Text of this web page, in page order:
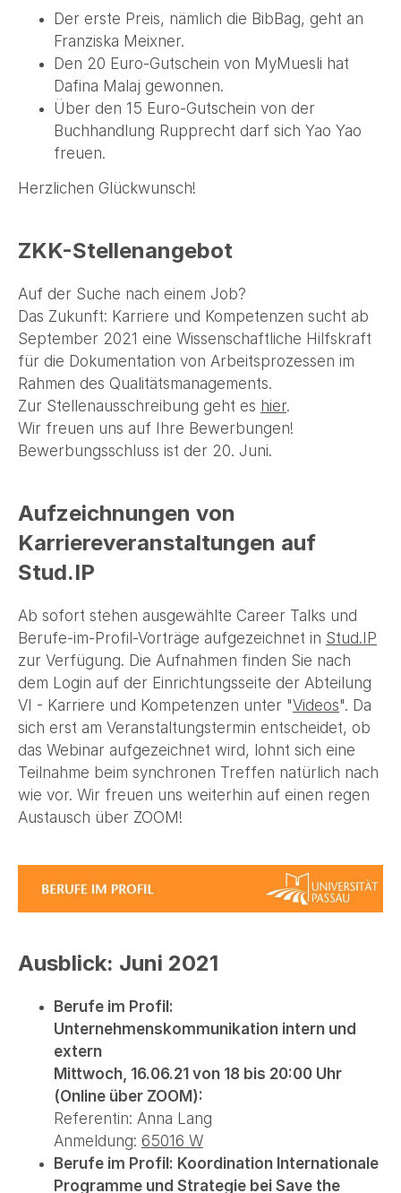
Der erste Preis, nämlich die BibBag, geht an
Franziska Meixner.
Den 20 Euro-Gutschein von MyMuesli hat
Dafina Malaj gewonnen.
Über den 15 Euro-Gutschein von der
Buchhandlung Rupprecht darf sich Yao Yao
freuen.
Herzlichen Glückwunsch!
ZKK-Stellenangebot
Auf der Suche nach einem Job?
Das Zukunft: Karriere und Kompetenzen sucht ab
September 2021 eine Wissenschaftliche Hilfskraft
für die Dokumentation von Arbeitsprozessen im
Rahmen des Qualitätsmanagements.
Zur Stellenausschreibung geht es hier.
Wir freuen uns auf Ihre Bewerbungen!
Bewerbungsschluss ist der 20. Juni.
Aufzeichnungen von
Karriereveranstaltungen auf
Stud.IP
Ab sofort stehen ausgewählte Career Talks und
Berufe-im-Profil-Vorträge aufgezeichnet in Stud.IP
zur Verfügung. Die Aufnahmen finden Sie nach
dem Login auf der Einrichtungsseite der Abteilung
VI - Karriere und Kompetenzen unter "Videos". Da
sich erst am Veranstaltungstermin entscheidet, ob
das Webinar aufgezeichnet wird, lohnt sich eine
Teilnahme beim synchronen Treffen natürlich nach
wie vor. Wir freuen uns weiterhin auf einen regen
Austausch über ZOOM!
Ausblick: Juni 2021
Berufe im Profil:
Unternehmenskommunikation intern und
extern
Mittwoch, 16.06.21 von 18 bis 20:00 Uhr
(Online über ZOOM):
Referentin: Anna Lang
Anmeldung: 65016 W
Berufe im Profil: Koordination Internationale
Programme und Strategie bei Save the